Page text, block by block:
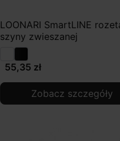
LOONARI SmartLINE
szyny zwieszanej
55,35 zł
Zobacz szczegóły